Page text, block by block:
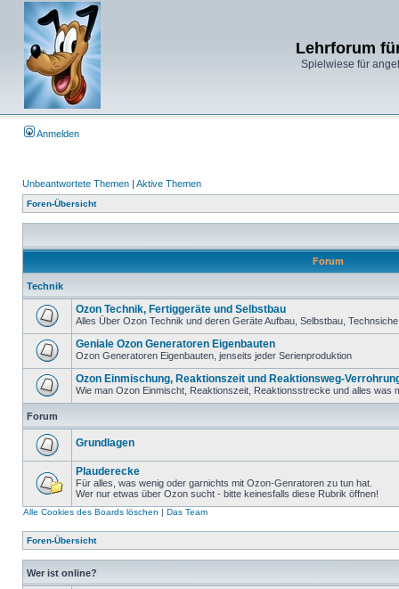
Lehrforum
Spielwiese für
Anmelden
Unbeantwortete Themen | Aktive Themen
Foren-Übersicht
Forum
Technik
Ozon Technik, Fertiggeräte und Selbstbau
Alles Über Ozon Technik und deren Geräte Aufbau, Selbstbau,
Geniale Ozon Generatoren Eigenbauten
Ozon Generatoren Eigenbauten, jenseits jeder Serienproduktion
Ozon Einmischung, Reaktionszeit und Reaktionsweg-
Wie man Ozon Einmischt, Reaktionszeit, Reaktionsstrecke und alles was
Forum
Grundlagen
Plauderecke
Für alles, was wenig oder garnichts mit Ozon-Genratoren zu tun hat.
Wer nur etwas über Ozon sucht - bitte keinesfalls diese Rubrik öffnen!
Alle Cookies des Boards löschen | Das Team
Foren-Übersicht
Wer ist online?